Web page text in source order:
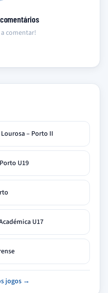
comentar!
– Porto II
U19
U17
jogos →